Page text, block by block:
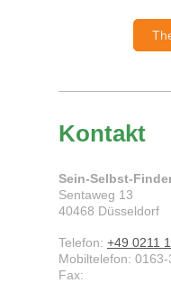
Kontakt
Sein-Selbst-
Sentaweg 13
40468 Düsseldorf
Telefon: +49 0211
Mobiltelefon:
Fax: